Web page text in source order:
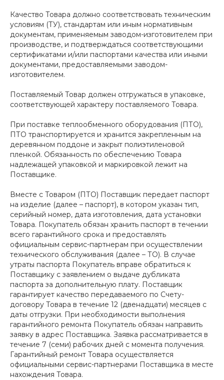
Качество Товара должно соответствовать техническим
условиям (ТУ), стандартам или иным нормативным
документам, применяемым заводом-изготовителем при
производстве, и подтверждаться соответствующими
сертификатами и/или паспортами качества или иными
документами, предоставляемыми заводом-
изготовителем.
Поставляемый Товар должен отгружаться в упаковке,
соответствующей характеру поставляемого Товара.
При поставке теплообменного оборудования (ПТО),
ПТО транспортируется и хранится закрепленным на
деревянном поддоне и закрыт полиэтиленовой
пленкой. Обязанность по обеспечению Товара
надлежащей упаковкой и маркировкой лежит на
Поставщике.
Вместе с Товаром (ПТО) Поставщик передает паспорт
на изделие (далее – паспорт), в котором указан тип,
серийный номер, дата изготовления, дата установки
Товара. Покупатель обязан хранить паспорт в течении
всего гарантийного срока и предоставлять
официальным сервис-партнерам при осуществлении
технического обслуживания (далее – ТО). В случае
утраты паспорта Покупатель вправе обратиться к
Поставщику с заявлением о выдаче дубликата
паспорта за дополнительную плату. Поставщик
гарантирует качество передаваемого по Счету-
договору Товара в течение 12 (двенадцати) месяцев с
даты отгрузки. При необходимости выполнения
гарантийного ремонта Покупатель обязан направить
заявку в адрес Поставщика. Заявка рассматривается в
течение 7 (семи) рабочих дней с момента получения.
Гарантийный ремонт Товара осуществляется
официальными сервис-партнерами Поставщика в месте
нахождения Товара.